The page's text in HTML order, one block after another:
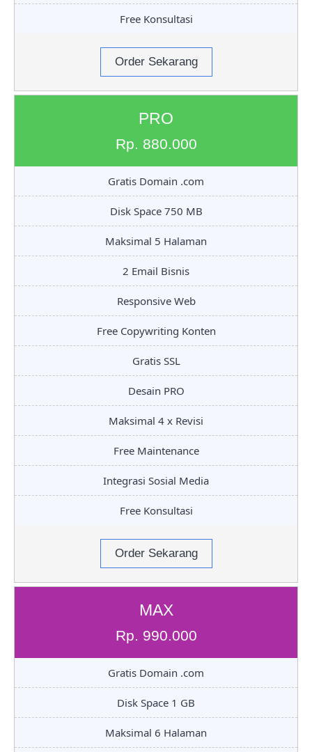
Free Konsultasi
Order Sekarang
PRO
Rp. 880.000
Gratis Domain .com
Disk Space 750 MB
Maksimal 5 Halaman
2 Email Bisnis
Responsive Web
Free Copywriting Konten
Gratis SSL
Desain PRO
Maksimal 4 x Revisi
Free Maintenance
Integrasi Sosial Media
Free Konsultasi
Order Sekarang
MAX
Rp. 990.000
Gratis Domain .com
Disk Space 1 GB
Maksimal 6 Halaman